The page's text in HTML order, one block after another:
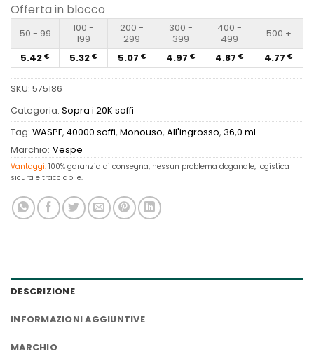
Offerta in blocco
50 - 99
100 -
199
200 -
299
300 -
399
400 -
499
500 +
5.42 € 5.32 € 5.07 € 4.97 € 4.87 € 4.77 €
SKU: 575186
Categoria: Sopra i 20K soffi
Tag: WASPE, 40000 soffi, Monouso, All'ingrosso, 36,0 ml
Marchio: Vespe
Vantaggi: 100% garanzia di consegna, nessun problema doganale, logistica
sicura e tracciabile.
DESCRIZIONE
INFORMAZIONI AGGIUNTIVE
MARCHIO